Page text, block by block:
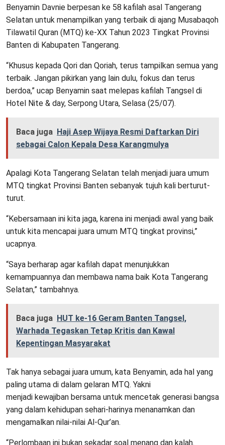
Benyamin Davnie berpesan ke 58 kafilah asal Tangerang
Selatan untuk menampilkan yang terbaik di ajang Musabaqoh
Tilawatil Quran (MTQ) ke-XX Tahun 2023 Tingkat Provinsi
Banten di Kabupaten Tangerang.
“Khusus kepada Qori dan Qoriah, terus tampilkan semua yang
terbaik. Jangan pikirkan yang lain dulu, fokus dan terus
berdoa,” ucap Benyamin saat melepas kafilah Tangsel di
Hotel Nite & day, Serpong Utara, Selasa (25/07).
Baca juga Haji Asep Wijaya Resmi Daftarkan Diri
sebagai Calon Kepala Desa Karangmulya
Apalagi Kota Tangerang Selatan telah menjadi juara umum
MTQ tingkat Provinsi Banten sebanyak tujuh kali berturut-
turut.
“Kebersamaan ini kita jaga, karena ini menjadi awal yang baik
untuk kita mencapai juara umum MTQ tingkat provinsi,”
ucapnya.
“Saya berharap agar kafilah dapat menunjukkan
kemampuannya dan membawa nama baik Kota Tangerang
Selatan,” tambahnya.
Baca juga HUT ke-16 Geram Banten Tangsel,
Warhada Tegaskan Tetap Kritis dan Kawal
Kepentingan Masyarakat
Tak hanya sebagai juara umum, kata Benyamin, ada hal yang
paling utama di dalam gelaran MTQ. Yakni
menjadi kewajiban bersama untuk mencetak generasi bangsa
yang dalam kehidupan sehari-harinya menanamkan dan
mengamalkan nilai-nilai Al-Qur’an.
“Perlombaan ini bukan sekadar soal menang dan kalah.